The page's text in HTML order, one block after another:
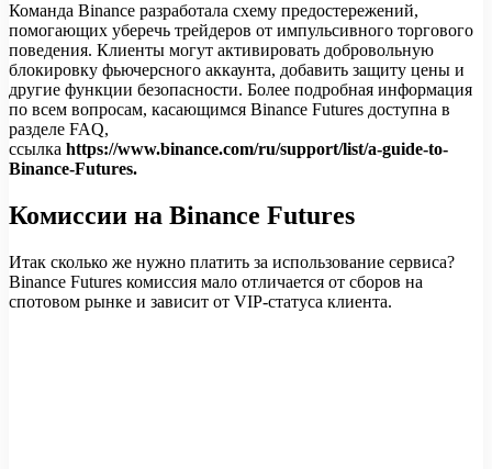
Команда Binance разработала схему предостережений,
помогающих уберечь трейдеров от импульсивного торгового
поведения. Клиенты могут активировать добровольную
блокировку фьючерсного аккаунта, добавить защиту цены и
другие функции безопасности. Более подробная информация
по всем вопросам, касающимся Binance Futures доступна в
разделе FAQ,
ссылка https://www.binance.com/ru/support/list/a-guide-to-
Binance-Futures.
Комиссии на Binance Futures
Итак сколько же нужно платить за использование сервиса?
Binance Futures комиссия мало отличается от сборов на
спотовом рынке и зависит от VIP-статуса клиента.